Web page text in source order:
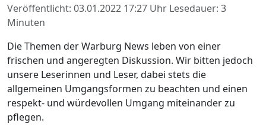
Veröffentlicht: 03.01.2022 17:27 Uhr Lesedauer: 3
Minuten
Die Themen der Warburg News leben von einer
frischen und angeregten Diskussion. Wir bitten jedoch
unsere Leserinnen und Leser, dabei stets die
allgemeinen Umgangsformen zu beachten und einen
respekt- und würdevollen Umgang miteinander zu
pflegen.